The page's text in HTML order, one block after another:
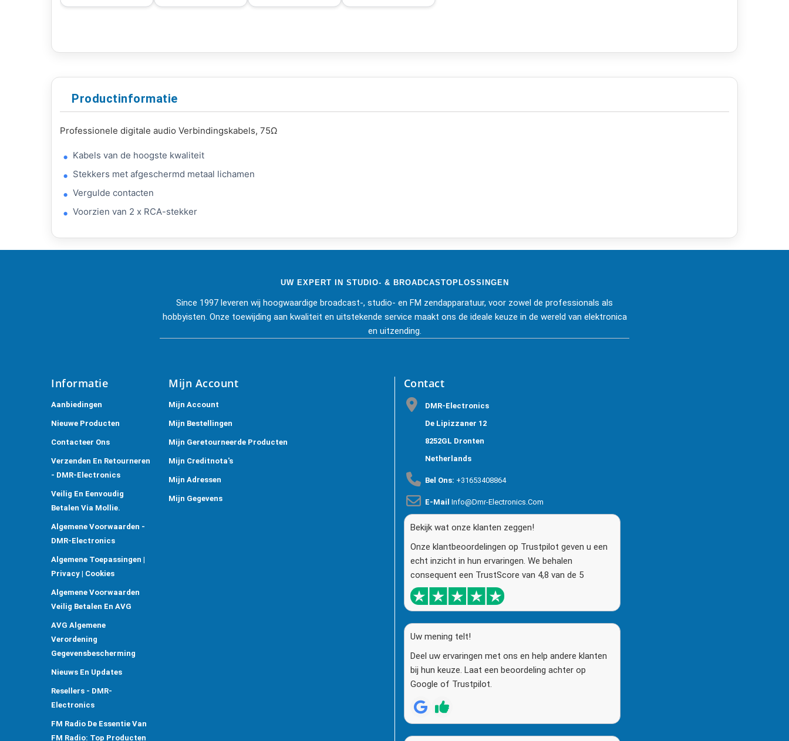
Productinformatie
Professionele digitale audio Verbindingskabels, 75Ω
Kabels van de hoogste kwaliteit
Stekkers met afgeschermd metaal lichamen
Vergulde contacten
Voorzien van 2 x RCA-stekker
UW EXPERT IN STUDIO- & BROADCASTOPLOSSINGEN
Since 1997 leveren wij hoogwaardige broadcast-, studio- en FM zendapparatuur, voor zowel de professionals als
hobbyisten. Onze toewijding aan kwaliteit en uitstekende service maakt ons de ideale keuze in de wereld van elektronica
en uitzending.
Informatie
Aanbiedingen
Nieuwe Producten
Contacteer Ons
Verzenden En Retourneren
- DMR-Electronics
Veilig En Eenvoudig
Betalen Via Mollie.
Algemene Voorwaarden -
DMR-Electronics
Algemene Toepassingen |
Privacy | Cookies
Algemene Voorwaarden
Veilig Betalen En AVG
AVG Algemene
Verordening
Gegevensbescherming
Nieuws En Updates
Resellers - DMR-
Electronics
FM Radio De Essentie Van
FM Radio: Top Producten
Mijn Account
Mijn Account
Mijn Bestellingen
Mijn Geretourneerde Producten
Mijn Creditnota's
Mijn Adressen
Mijn Gegevens
Contact
DMR-Electronics
De Lipizzaner 12
8252GL Dronten
Netherlands
Bel Ons: +31653408864
E-Mail Info@dmr-Electronics.com
Bekijk wat onze klanten zeggen!
Onze klantbeoordelingen op Trustpilot geven u een
echt inzicht in hun ervaringen. We behalen
consequent een TrustScore van 4,8 van de 5
Uw mening telt!
Deel uw ervaringen met ons en help andere klanten
bij hun keuze. Laat een beoordeling achter op
Google of Trustpilot.